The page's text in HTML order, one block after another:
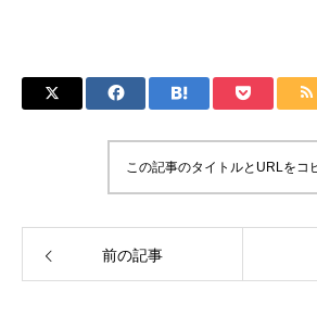
この記事のタイトルとURLをコ
前の記事